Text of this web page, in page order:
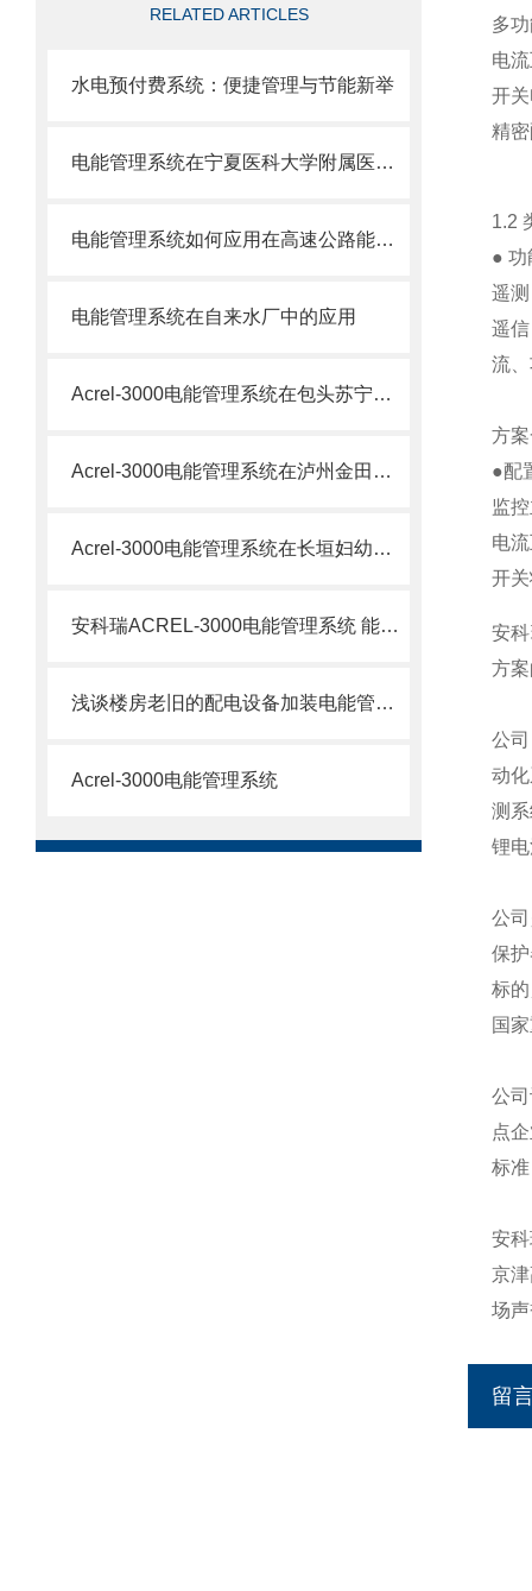
RELATED ARTICLES
水电预付费系统：便捷管理与节能新举
电能管理系统在宁夏医科大学附属医院的应用
电能管理系统如何应用在高速公路能耗管理上
电能管理系统在自来水厂中的应用
Acrel-3000电能管理系统在包头苏宁广场项目的应用
Acrel-3000电能管理系统在泸州金田纸业有限公司项目的应用
Acrel-3000电能管理系统在长垣妇幼保健院的应用
安科瑞ACREL-3000电能管理系统 能耗远程监测
浅谈楼房老旧的配电设备加装电能管理系统的方案
Acrel-3000电能管理系统
多
电
开
精
1.2
● 功
遥
遥
流
方
●配
监
电
开
安
方
公
动
测
锂
公
保
标
国
公
点
标
安
京
场
留